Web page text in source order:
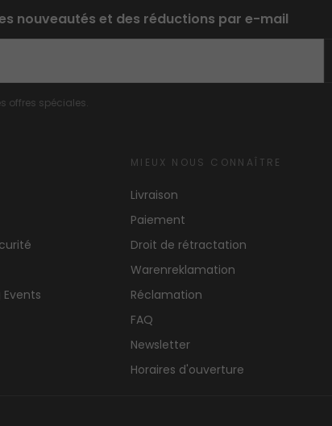
nouveautés et des réductions par e-mail
offres spéciales.
MIEUX NOUS CONNAÎTRE
Livraison
Paiement
Droit de rétractation
Warenreklamation
Réclamation
FAQ
Newsletter
Horaires d'ouverture